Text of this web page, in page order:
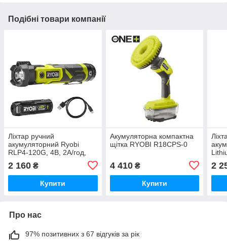
Подібні товари компанії
Ліхтар ручний
акумуляторний Ryobi
RLP4-120G, 4В, 2А/год,
2 160 ₴
Купити
Акумуляторна компактна
щітка RYOBI R18CPS-0
4 410₴
Купити
2
Про нас
97% позитивних з 67 відгуків за рік